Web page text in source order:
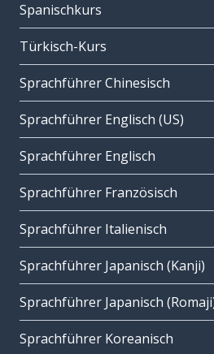
Spanischkurs
Türkisch-Kurs
Sprachführer Chinesisch
Sprachführer Englisch (US)
Sprachführer Englisch
Sprachführer Französisch
Sprachführer Italienisch
Sprachführer Japanisch (Kanji)
Sprachführer Japanisch
Sprachführer Koreanisch